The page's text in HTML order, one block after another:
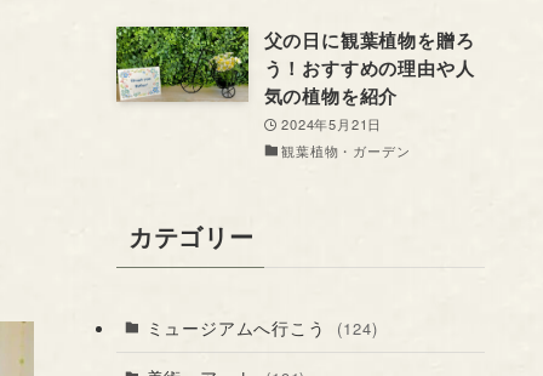
父の日に観葉植物を贈ろ
う！おすすめの理由や人
気の植物を紹介
2024年5月21日
観葉植物・ガーデン
カテゴリー
ミュージアムへ行こう (124)